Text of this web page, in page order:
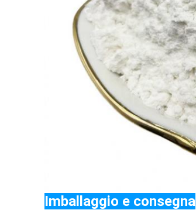
Imballaggio e consegna